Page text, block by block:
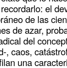
el
de las
de azar,
del
, caos,
una